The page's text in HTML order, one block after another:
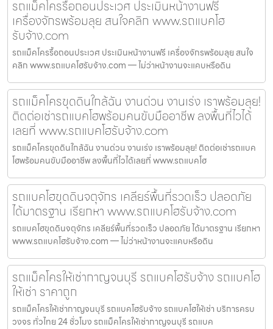
รถแม็คโครรื้อถอนประเวศ ประเมินหน้างานฟรี
เครื่องจักรพร้อมลุย สนใจคลิก www.รถแบคโฮ
รับจ้าง.com
รถแม็คโครรื้อถอนประเวศ ประเมินหน้างานฟรี เครื่องจักรพร้อมลุย สนใจ
คลิก www.รถแบคโฮรับจ้าง.com — ไม่ว่าหน้างานจะแคบหรือดิน
รถแม็คโครขุดดินใกล้ฉัน งานด่วน งานเร่ง เราพร้อมลุย!
ติดต่อเช่ารถแบคโฮพร้อมคนขับมืออาชีพ ลงพื้นที่ไวได้
เลยที่ www.รถแบคโฮรับจ้าง.com
รถแม็คโครขุดดินใกล้ฉัน งานด่วน งานเร่ง เราพร้อมลุย! ติดต่อเช่ารถแบค
โฮพร้อมคนขับมืออาชีพ ลงพื้นที่ไวได้เลยที่ www.รถแบคโฮ
รถแบคโฮขุดดินจตุจักร เคลียร์พื้นที่รวดเร็ว ปลอดภัย
ได้มาตรฐาน เรียกหา www.รถแบคโฮรับจ้าง.com
รถแบคโฮขุดดินจตุจักร เคลียร์พื้นที่รวดเร็ว ปลอดภัย ได้มาตรฐาน เรียกหา
www.รถแบคโฮรับจ้าง.com — ไม่ว่าหน้างานจะแคบหรือดิน
รถแม็คโครให้เช่ากาญจนบุรี รถแบคโฮรับจ้าง รถแบคโฮ
ให้เช่า ราคาถูก
รถแม็คโครให้เช่ากาญจนบุรี รถแบคโฮรับจ้าง รถแบคโฮให้เช่า บริการครบ
วงจร ทั่วไทย 24 ชั่วโมง รถแม็คโครให้เช่ากาญจนบุรี รถแบค